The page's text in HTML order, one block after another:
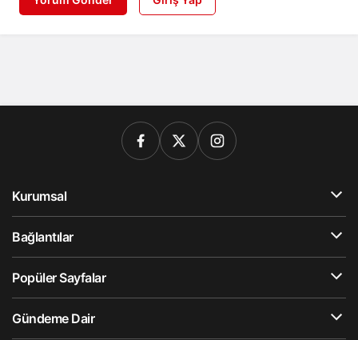
Kurumsal
Bağlantılar
Popüler Sayfalar
Gündeme Dair